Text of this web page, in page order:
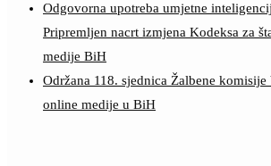
Odgovorna upotreba umjetne
Pripremljen nacrt izmjena Kodeksa za
medije BiH
Održana 118. sjednica Žalbene
online medije u BiH